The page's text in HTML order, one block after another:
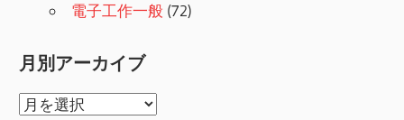
電子工作一般 (72)
月別アーカイブ
月